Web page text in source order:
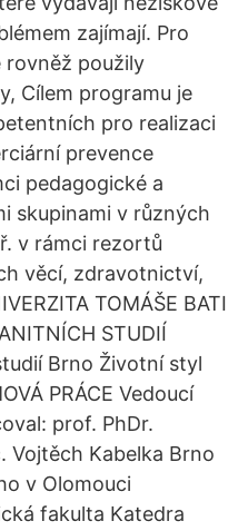
zajímají. Pro
rovněž použily
Cílem programu je
pro realizaci
prevence
pedagogické a
skupinami v různých
v rámci rezortů
věcí, zdravotnictví,
TOMÁŠE BATI
STUDIÍ
Brno Životní styl
PRÁCE Vedoucí
prof. PhDr.
Vojtěch Kabelka Brno
v Olomouci
fakulta Katedra